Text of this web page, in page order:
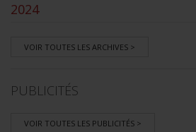
2024
VOIR TOUTES LES ARCHIVES >
PUBLICITÉS
VOIR TOUTES LES PUBLICITÉS >